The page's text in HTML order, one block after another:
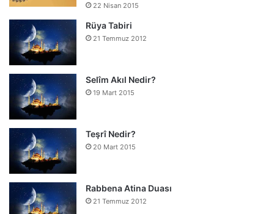
22 Nisan 2015
Rüya Tabiri
21 Temmuz 2012
Selîm Akıl Nedir?
19 Mart 2015
Teşrî Nedir?
20 Mart 2015
Rabbena Atina Duası
21 Temmuz 2012